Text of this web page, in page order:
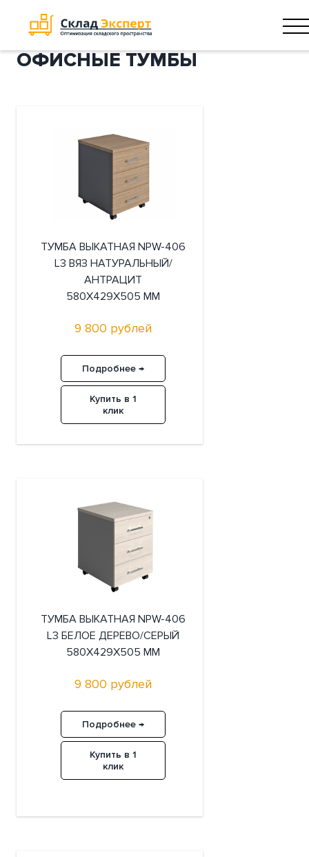
ОФИСНЫЕ ТУМБЫ
ТУМБА ВЫКАТНАЯ NPW-406
L3 ВЯЗ НАТУРАЛЬНЫЙ/
АНТРАЦИТ
580X429X505 ММ
9 800 рублей
Подробнее →
Купить в 1
клик
ТУМБА ВЫКАТНАЯ NPW-406
L3 БЕЛОЕ ДЕРЕВО/СЕРЫЙ
580X429X505 ММ
9 800 рублей
Подробнее →
Купить в 1
клик